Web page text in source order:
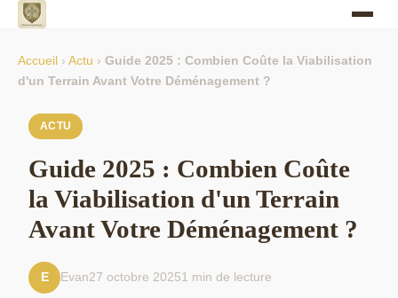
Accueil › Actu › Guide 2025 : Combien Coûte la Viabilisation
d'un Terrain Avant Votre Déménagement ?
ACTU
Guide 2025 : Combien Coûte
la Viabilisation d'un Terrain
Avant Votre Déménagement ?
E Evan27 octobre 20251 min de lecture